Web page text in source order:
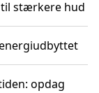
til stærkere hud
opdag